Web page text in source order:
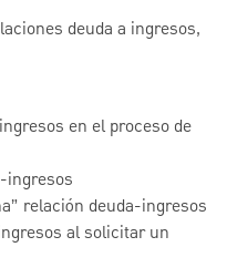
deuda a ingresos,
en el proceso de
ingresos
relación deuda-ingresos
al solicitar un